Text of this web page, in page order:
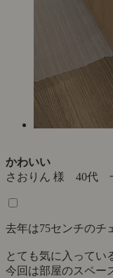
かわいい
さおりん 様 40代
去年は75センチのチ
とても気に入ってい
今回は部屋のスペー